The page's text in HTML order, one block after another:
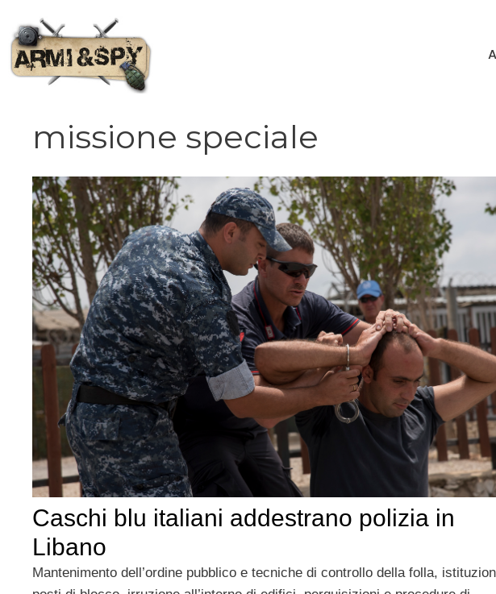
contenuto
missione speciale
Caschi blu italiani addestrano polizia in
Libano
Mantenimento dell’ordine pubblico e tecniche di controllo della folla,